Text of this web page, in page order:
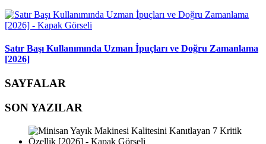
Satır Başı Kullanımında Uzman İpuçları ve Doğru Zamanlama
[2026]
SAYFALAR
SON YAZILAR